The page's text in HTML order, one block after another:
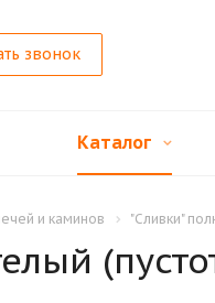
звонок
Каталог
и каминов "Сливки"